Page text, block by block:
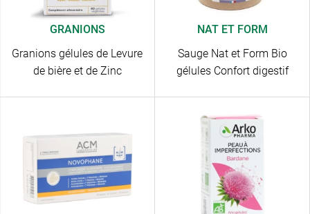
GRANIONS
Granions gélules de Levure
de bière et de Zinc
NAT ET FORM
Sauge Nat et Form Bio
gélules Confort digestif